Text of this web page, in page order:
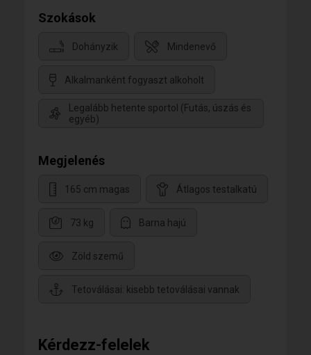
Szokások
Dohányzik Mindenevő
Alkalmanként fogyaszt alkoholt
Legalább hetente sportol (Futás, úszás és
egyéb)
Megjelenés
165 cm magas Átlagos testalkatú
73 kg Barna hajú
Zöld szemű
Tetoválásai: kisebb tetoválásai vannak
Kérdezz-felelek